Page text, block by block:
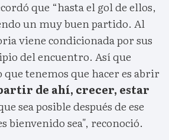
que “hasta el gol de ellos,
un muy buen partido. Al
viene condicionada por sus
del encuentro. Así que
tenemos que hacer es abrir
de ahí, crecer, estar
sea posible después de ese
bienvenido sea", reconoció.